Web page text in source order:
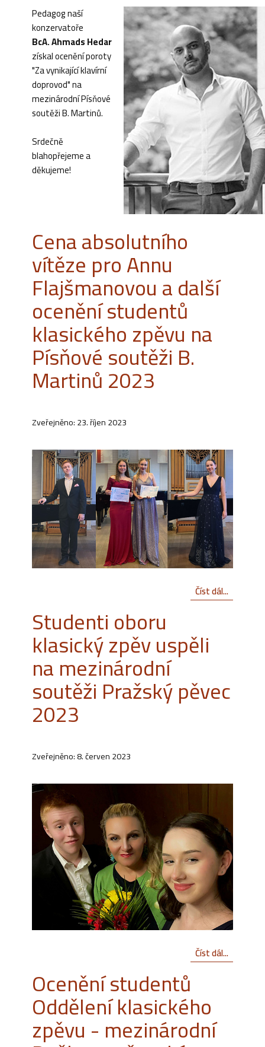
Pedagog naší
konzervatoře
BcA. Ahmads Hedar
získal ocenění poroty
"Za vynikající klavírní
doprovod" na
mezinárodní Písňové
soutěži B. Martinů.
Srdečně
blahopřejeme a
děkujeme!
Cena absolutního
vítěze pro Annu
Flajšmanovou a další
ocenění studentů
klasického zpěvu na
Písňové soutěži B.
Martinů 2023
Zveřejněno: 23. říjen 2023
Číst dál...
Studenti oboru
klasický zpěv uspěli
na mezinárodní
soutěži Pražský pěvec
2023
Zveřejněno: 8. červen 2023
Číst dál...
Ocenění studentů
Oddělení klasického
zpěvu - mezinárodní